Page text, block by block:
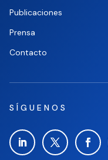
Publicaciones
Prensa
Contacto
SÍGUENOS